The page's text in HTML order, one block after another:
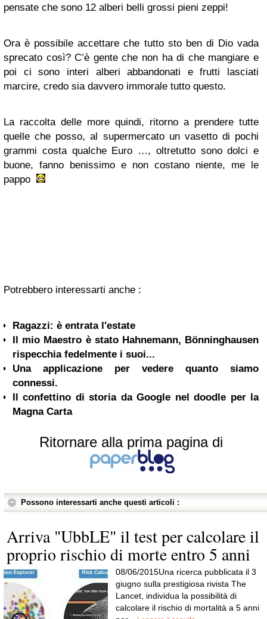
pensate che sono 12 alberi belli grossi pieni zeppi!
Ora è possibile accettare che tutto sto ben di Dio vada
sprecato così? C’è gente che non ha di che mangiare e
poi ci sono interi alberi abbandonati e frutti lasciati
marcire, credo sia davvero immorale tutto questo.
La raccolta delle more quindi, ritorno a prendere tutte
quelle che posso, al supermercato un vasetto di pochi
grammi costa qualche Euro …, oltretutto sono dolci e
buone, fanno benissimo e non costano niente, me le
pappo
Potrebbero interessarti anche :
Ragazzi: è entrata l'estate
Il mio Maestro è stato Hahnemann, Bönninghausen
rispecchia fedelmente i suoi...
Una applicazione per vedere quanto siamo
connessi.
Il confettino di storia da Google nel doodle per la
Magna Carta
Ritornare alla prima pagina di
Possono interessarti anche questi articoli :
Arriva "UbbLE" il test per calcolare il
proprio rischio di morte entro 5 anni
08/06/2015Una ricerca pubblicata il 3
giugno sulla prestigiosa rivista The
Lancet, individua la possibilità di
calcolare il rischio di mortalità a 5 anni